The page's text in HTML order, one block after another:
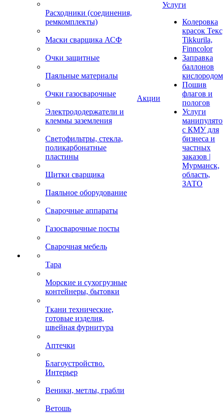
Расходники (соединения,
ремкомплекты)
Маски сварщика АСФ
Очки защитные
Паяльные материалы
Очки газосварочные
Электрододержатели и
клеммы заземления
Светофильтры, стекла,
поликарбонатные
пластины
Щитки сварщика
Паяльное оборудование
Сварочные аппараты
Газосварочные посты
Сварочная мебель
Тара
Морские и сухогрузные
контейнеры, бытовки
Ткани технические,
готовые изделия,
швейная фурнитура
Аптечки
Благоустройство.
Интерьер
Веники, метлы, грабли
Ветошь
Акции
Услуги
Колеровка
красок
Tikkurila,
Finncolor
Заправка
баллонов
кислородом
Пошив
флагов и
пологов
Услуги
с КМУ для
бизнеса и
частных
заказов |
Мурманск,
область,
ЗАТО